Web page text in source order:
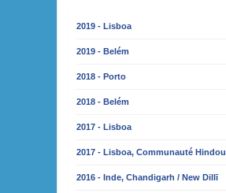
2019 - Lisboa
2019 - Belém
2018 - Porto
2018 - Belém
2017 - Lisboa
2017 - Lisboa, Communauté
2016 - Inde, Chandigarh / New Dillī